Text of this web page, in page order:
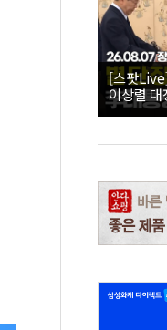
[스팟
이상렬 대
직접 수여